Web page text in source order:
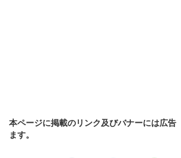
本ページに掲載のリンク及びバナーには広告
ます。